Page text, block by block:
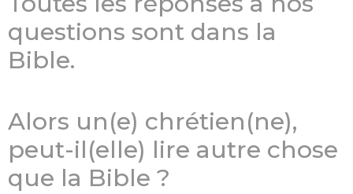
questions sont dans la
Bible.
Alors un(e) chrétien(ne),
peut-il(elle) lire autre chose
que la Bible ?